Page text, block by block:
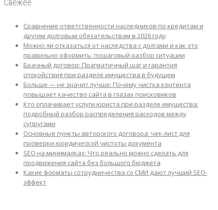
Свежее
Сравнение ответственности наследников по кредитам и
другим долговым обязательствам в 2026 году
Можно ли отказаться от наследства с долгами и как это
правильно оформить: пошаговый разбор ситуации
Брачный договор: Прагматичный шаг и гарантия
спокойствия при разделе имущества в будущем
Больше — не значит лучше: Почему чистка контента
повышает качество сайта в глазах поисковиков
Кто оплачивает услуги юриста при разделе имущества:
подробный разбор распределения расходов между
супругами
Основные пункты авторского договора: чек-лист для
проверки юридической чистоты документа
SEO на минималках: Что реально можно сделать для
продвижения сайта без большого бюджета
Какие форматы сотрудничества со СМИ дают лучший SEO-
эффект